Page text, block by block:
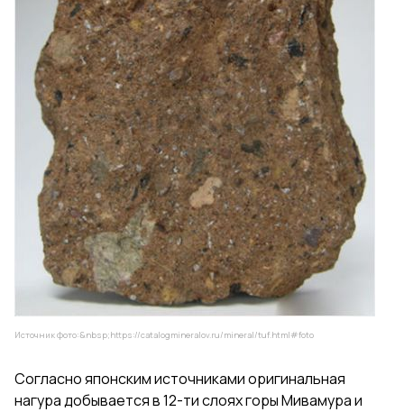
Источник фото:&nbsp;https://catalogmineralov.ru/mineral/tuf.html#foto
Согласно японским источниками оригинальная
нагура добывается в 12-ти слоях горы Мивамура и